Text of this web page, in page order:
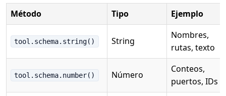
Método Tipo Ejemplo
tool.schema.string() String
Nombres,
rutas, texto
tool.schema.number() Número
Conteos,
puertos, IDs